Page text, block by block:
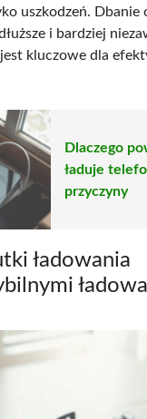
uszkodzeń. Dbanie
i bardziej
kluczowe dla
Dlaczego
ładuje
przyczyny
ładowania